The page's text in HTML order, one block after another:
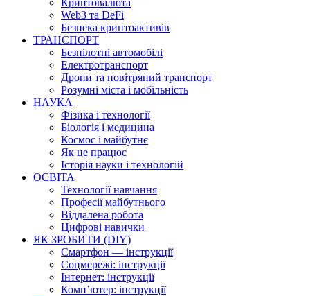
Криптовалюта
Web3 та DeFi
Безпека криптоактивів
ТРАНСПОРТ
Безпілотні автомобілі
Електротранспорт
Дрони та повітряний транспорт
Розумні міста і мобільність
НАУКА
Фізика і технології
Біологія і медицина
Космос і майбутнє
Як це працює
Історія науки і технологій
ОСВІТА
Технології навчання
Професії майбутнього
Віддалена робота
Цифрові навички
ЯК ЗРОБИТИ (DIY)
Смартфон — інструкції
Соцмережі: інструкції
Інтернет: інструкції
Комп’ютер: інструкції